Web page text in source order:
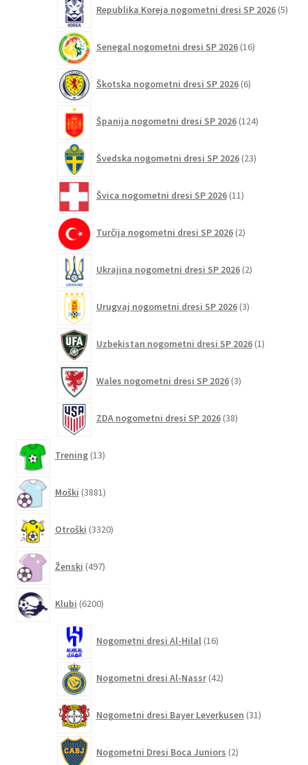
Republika Koreja nogometni dresi SP 2026 5
Senegal nogometni dresi SP 2026 16izdelkov
Škotska nogometni dresi SP 2026 6izdelkov
Španija nogometni dresi SP 2026 124izdelkov
Švedska nogometni dresi SP 2026 23izdelkov
Švica nogometni dresi SP 2026 11izdelkov
Turčija nogometni dresi SP 2026 2izdelka
Ukrajina nogometni dresi SP 2026 2izdelka
Urugvaj nogometni dresi SP 2026 3izdelki
Uzbekistan nogometni dresi SP 2026 1izdelek
Wales nogometni dresi SP 2026 3izdelki
ZDA nogometni dresi SP 2026 38izdelkov
Trening 13izdelkov
Moški 3881izdelkov
Otroški 3320izdelkov
Ženski 497izdelkov
Klubi 6200izdelkov
Nogometni dresi Al-Hilal 16izdelkov
Nogometni dresi Al-Nassr 42izdelkov
Nogometni dresi Bayer Leverkusen 31izdelkov
Nogometni Dresi Boca Juniors 2izdelka